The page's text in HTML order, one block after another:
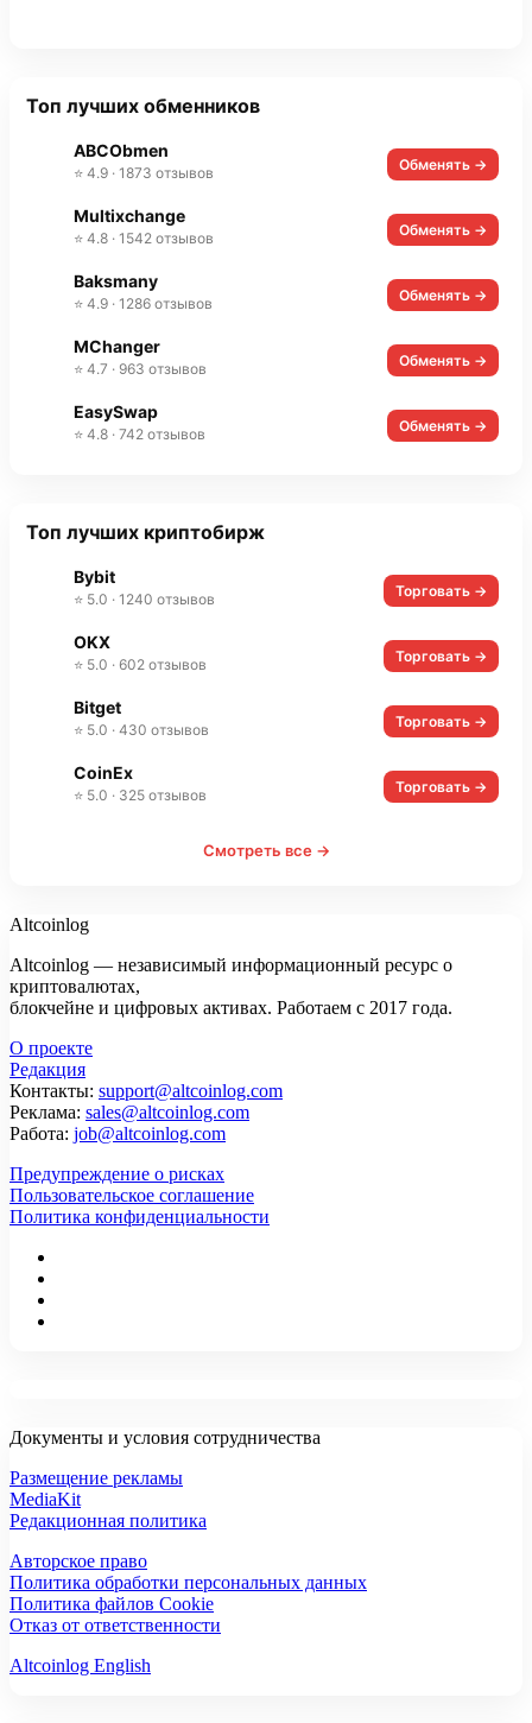
Топ лучших обменников
ABCObmen
⭐ 4.9 · 1873 отзывов Обменять →
Multixchange
⭐ 4.8 · 1542 отзывов Обменять →
Baksmany
⭐ 4.9 · 1286 отзывов Обменять →
MChanger
⭐ 4.7 · 963 отзывов Обменять →
EasySwap
⭐ 4.8 · 742 отзывов Обменять →
Топ лучших криптобирж
Bybit
⭐ 5.0 · 1240 отзывов Торговать →
OKX
⭐ 5.0 · 602 отзывов Торговать →
Bitget
⭐ 5.0 · 430 отзывов Торговать →
CoinEx
⭐ 5.0 · 325 отзывов Торговать →
Смотреть все →
Altcoinlog
Altcoinlog — независимый информационный ресурс о
криптовалютах,
блокчейне и цифровых активах. Работаем с 2017 года.
О проекте
Редакция
Контакты: support@altcoinlog.com
Реклама: sales@altcoinlog.com
Работа: job@altcoinlog.com
Предупреждение о рисках
Пользовательское соглашение
Политика конфиденциальности
Документы и условия сотрудничества
Размещение рекламы
MediaKit
Редакционная политика
Авторское право
Политика обработки персональных данных
Политика файлов Cookie
Отказ от ответственности
Altcoinlog English